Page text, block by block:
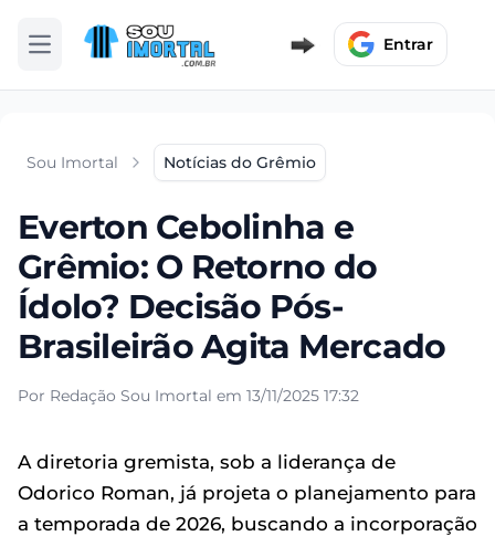
Abrir menu Entrar
Sou Imortal Notícias do Grêmio
Everton Cebolinha e
Grêmio: O Retorno do
Ídolo? Decisão Pós-
Brasileirão Agita Mercado
Por Redação Sou Imortal em 13/11/2025 17:32
A diretoria gremista, sob a liderança de
Odorico Roman, já projeta o planejamento para
a temporada de 2026, buscando a incorporação